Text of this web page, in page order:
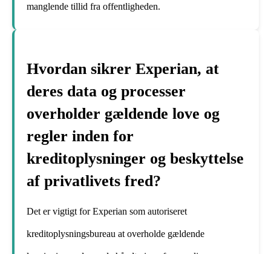
manglende tillid fra offentligheden.
Hvordan sikrer Experian, at
deres data og processer
overholder gældende love og
regler inden for
kreditoplysninger og beskyttelse
af privatlivets fred?
Det er vigtigt for Experian som autoriseret
kreditoplysningsbureau at overholde gældende